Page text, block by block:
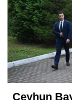
Ceyhun